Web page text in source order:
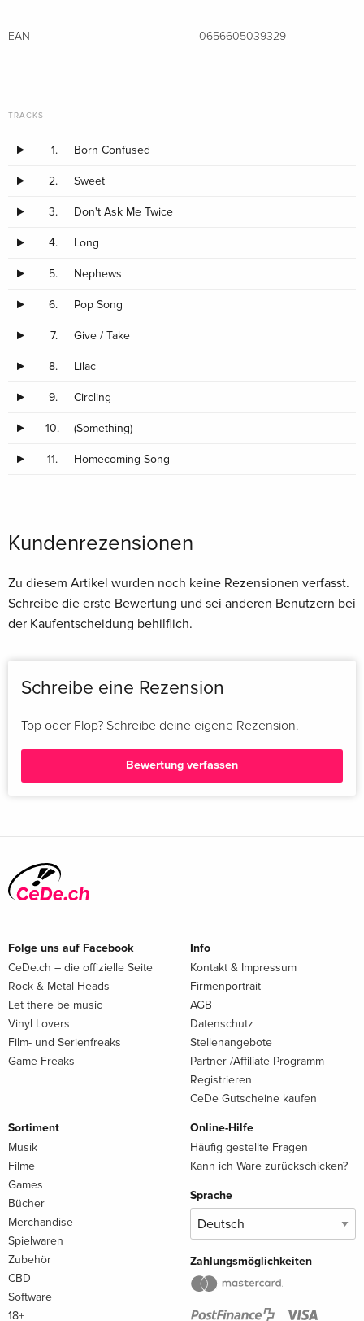
EAN 0656605039329
TRACKS
1. Born Confused
2. Sweet
3. Don't Ask Me Twice
4. Long
5. Nephews
6. Pop Song
7. Give / Take
8. Lilac
9. Circling
10. (Something)
11. Homecoming Song
Kundenrezensionen
Zu diesem Artikel wurden noch keine Rezensionen verfasst.
Schreibe die erste Bewertung und sei anderen Benutzern bei
der Kaufentscheidung behilflich.
Schreibe eine Rezension
Top oder Flop? Schreibe deine eigene Rezension.
Bewertung verfassen
Folge uns auf Facebook
CeDe.ch – die offizielle Seite
Rock & Metal Heads
Let there be music
Vinyl Lovers
Film- und Serienfreaks
Game Freaks
Info
Kontakt & Impressum
Firmenportrait
AGB
Datenschutz
Stellenangebote
Partner-/Affiliate-Programm
Registrieren
CeDe Gutscheine kaufen
Sortiment
Musik
Filme
Games
Bücher
Merchandise
Spielwaren
Zubehör
CBD
Software
18+
Online-Hilfe
Häufig gestellte Fragen
Kann ich Ware zurückschicken?
Sprache
Zahlungsmöglichkeiten